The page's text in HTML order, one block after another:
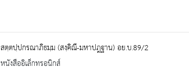
สตฺตปฺปกรณาภิธมฺม (สงฺคิณี-มหาปฎฐาน) อย.บ.89/2
หนังสืออิเล็กทรอนิกส์